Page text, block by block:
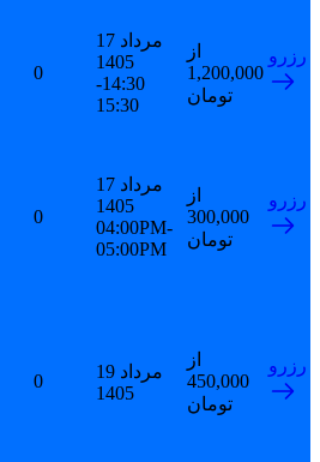
0
17 مرداد
1405
14:30-
15:30
از
1,200,000
تومان
رزرو
0
17 مرداد
1405
04:00PM-
05:00PM
از
300,000
تومان
رزرو
0
19 مرداد
1405
از
450,000
تومان
رزرو